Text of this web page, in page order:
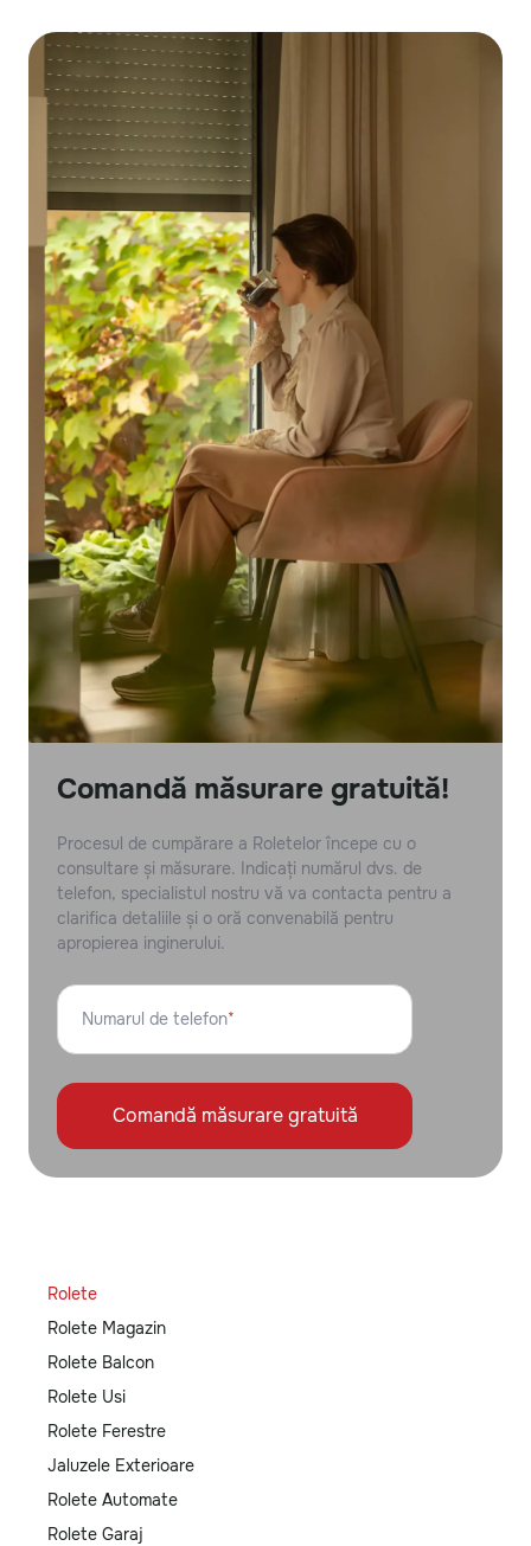
Comandă măsurare gratuită!
Procesul de cumpărare a Roletelor începe cu o
consultare și măsurare. Indicați numărul dvs. de
telefon, specialistul nostru vă va contacta pentru a
clarifica detaliile și o oră convenabilă pentru
apropierea inginerului.
Numarul de telefon*
Comandă măsurare gratuită
Rolete
Rolete Magazin
Rolete Balcon
Rolete Usi
Rolete Ferestre
Jaluzele Exterioare
Rolete Automate
Rolete Garaj